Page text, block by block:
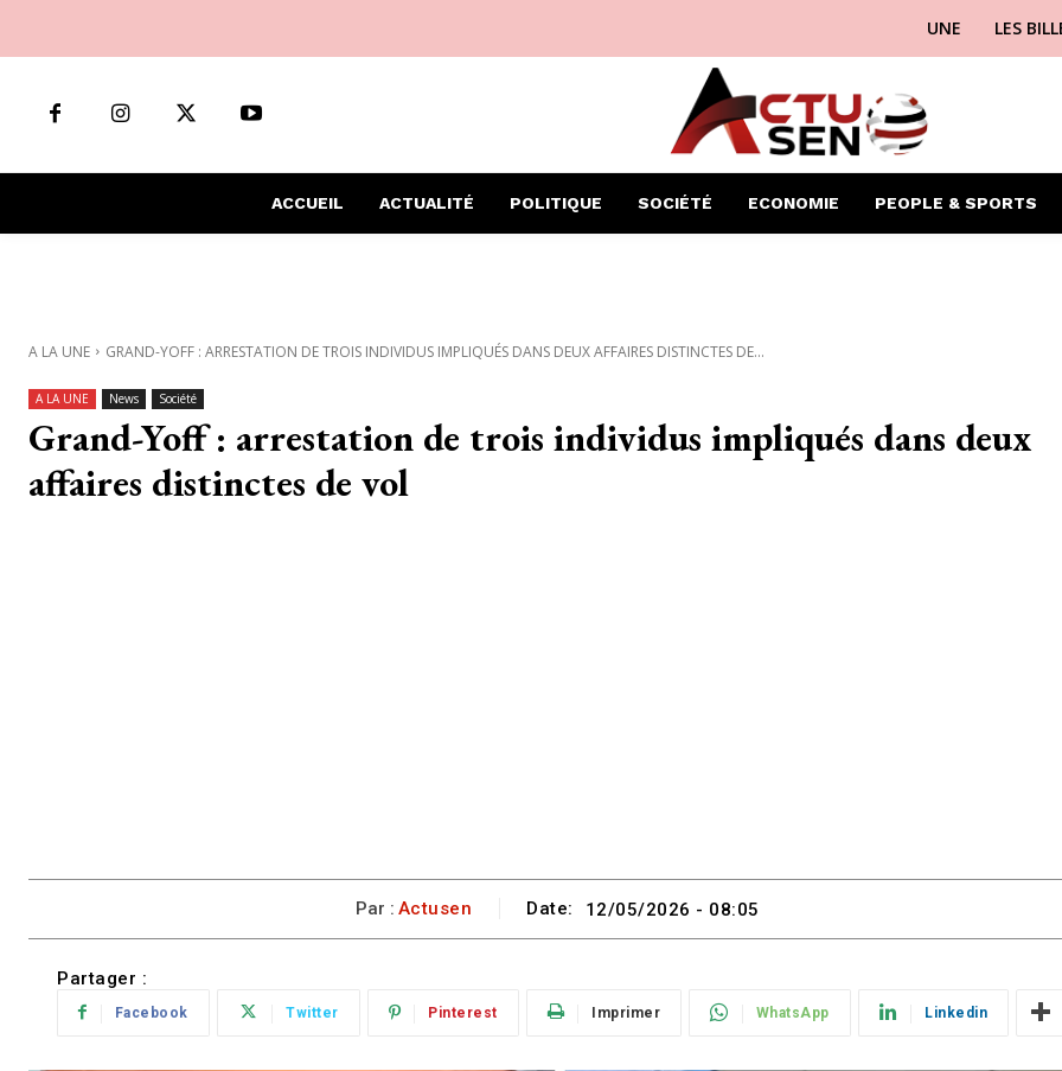
UNE LES
ACCUEIL ACTUALITÉ POLITIQUE SOCIÉTÉ ECONOMIE PEOPLE & SPORTS
A LA UNE GRAND-YOFF : ARRESTATION DE TROIS INDIVIDUS IMPLIQUÉS DANS DEUX AFFAIRES DISTINCTES DE...
A LA UNE News Société
Grand-Yoff : arrestation de trois individus impliqués dans deux
affaires distinctes de vol
Par : Actusen Date: 12/05/2026 - 08:05
Partager :
Facebook Twitter Pinterest Imprimer WhatsApp Linkedin